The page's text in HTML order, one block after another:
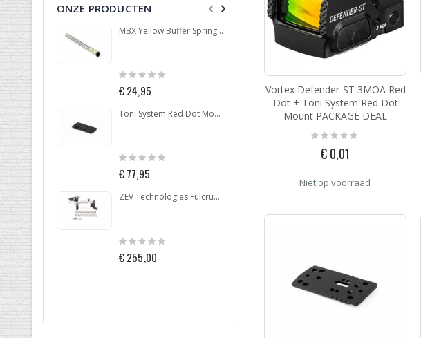
Vortex Defender-ST 3MOA Red
Dot + Toni System Red Dot
Mount PACKAGE DEAL
Rating:
0%
€ 0,01
Niet op voorraad
ONZE PRODUCTEN
MBX Yellow Buffer Spring With Buffer Pad
Rating:
0%
€ 24,95
Toni System Red Dot Mount for Beretta 92-96-98
Rating:
€ 77,95
ZEV Technologies Fulcrum Drop In Trigger Kit Glock .40 GEN 4
Rating:
0%
€ 255,00
Toni System Red Dot Mount for CZ Shadow 2 Optic Ready
Rating:
€ 77,95